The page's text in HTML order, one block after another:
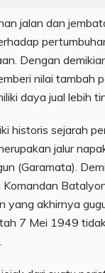
jalan dan
Dengan
nilai tambah
daya jual lebih
historis sejarah
jalur
(Garamata).
yang akhirnya
7 Mei 1949